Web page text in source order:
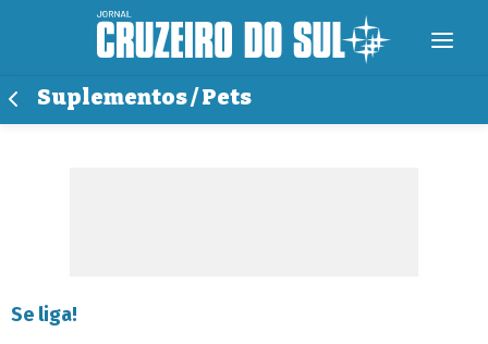
Suplementos / Pets
Se liga!